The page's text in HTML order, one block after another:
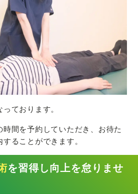
ております。
間を予約していただき、お待た
ることができます。
を習得し向上を怠りませ